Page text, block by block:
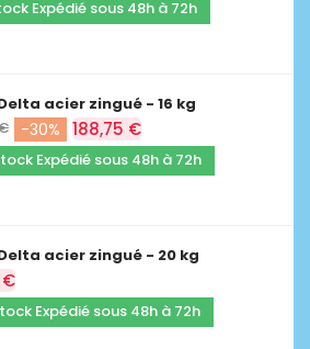
Expédié sous 48h à 72h
acier zingué - 16 kg
-30% 188,75 €
Expédié sous 48h à 72h
acier zingué - 20 kg
€
Expédié sous 48h à 72h